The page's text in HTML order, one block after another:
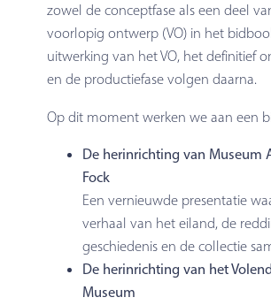
zowel de conceptfase als een deel
voorlopig ontwerp (VO) in het
uitwerking van het VO, het definitief
en de productiefase volgen daarna.
Op dit moment werken we aan een
De herinrichting van Museum
Fock
Een vernieuwde presentatie
verhaal van het eiland, de
geschiedenis en de collectie
De herinrichting van het
Museum